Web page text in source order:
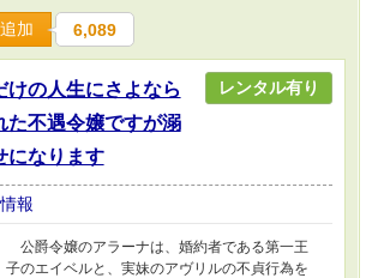
加 6,089
けの人生にさよなら
不遇令嬢ですが溺
になります
レンタル有り
報
公爵令嬢のアラーナは、婚約者である第一王
子のエイベルと、実妹のアヴリルの不貞行為を